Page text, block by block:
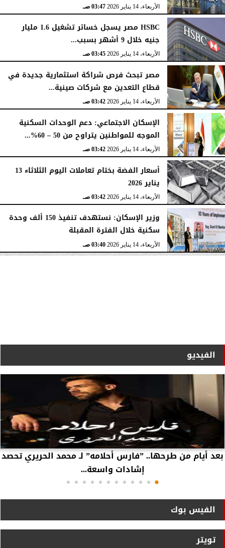
الأربعاء، 14 يناير 2026 03:47 صـ
HSBC مصر يسجل خسائر تشغيل 1.6 مليار
جنيه خلال 9 أشهر بسبب...
الأربعاء، 14 يناير 2026 03:45 صـ
مصر تبحث فرص شراكة استثمارية جديدة في
قطاع التعدين مع شركات صينية...
الأربعاء، 14 يناير 2026 03:42 صـ
الإسكان الاجتماعي: دعم الوحدات السكنية
الموجه للمواطنين يتراوح من 50 – 60%...
الأربعاء، 14 يناير 2026 03:42 صـ
أسعار الفضة بختام تعاملات اليوم الثلاثاء 13
يناير 2026
الأربعاء، 14 يناير 2026 03:42 صـ
وزير الإسكان: نستهدف تنفيذ 150 ألف وحدة
سكنية خلال الفترة المقبلة
الأربعاء، 14 يناير 2026 03:40 صـ
الفيديو
بعد أيام من طرحها.. ”فارس أحلامه” لـ محمد الحريري تحصد
إشادات واسعة...
الفيس بوك
تويتر